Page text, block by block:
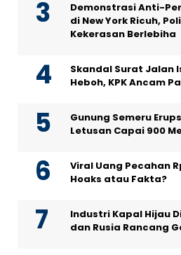
Demonstrasi Anti-
di New York Ricuh,
Kekerasan Berlebiha
Skandal Surat Jalan
Heboh, KPK Ancam
Gunung Semeru
Letusan Capai 900
Viral Uang Pecahan
Hoaks atau Fakta?
Industri Kapal Hijau
dan Rusia Rancang